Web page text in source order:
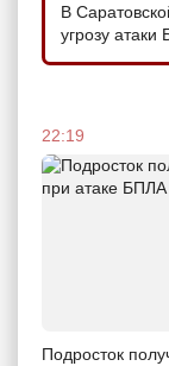
В
угрозу атаки
22:19
Подросток